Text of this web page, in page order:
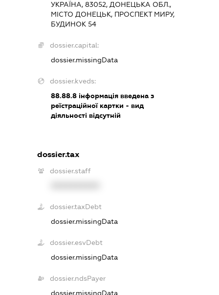
УКРАЇНА, 83052, ДОНЕЦЬКА ОБЛ.,
МІСТО ДОНЕЦЬК, ПРОСПЕКТ МИРУ,
БУДИНОК 54
dossier.capital:
dossier.missingData
dossier.kveds:
88.88.8 інформація введена з
реїстраційної картки - вид
діяльності відсутній
dossier.tax
dossier.staff
dossier.taxDebt
dossier.missingData
dossier.esvDebt
dossier.missingData
dossier.ndsPayer
dossier.missingData